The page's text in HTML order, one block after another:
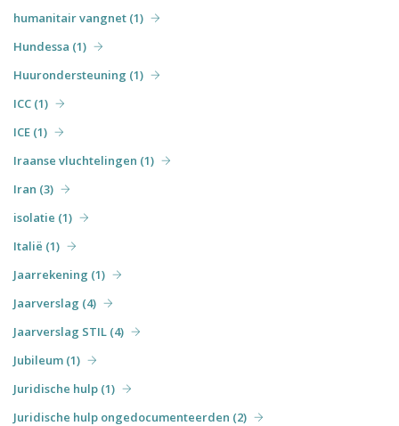
humanitair vangnet (1)
Hundessa (1)
Huurondersteuning (1)
ICC (1)
ICE (1)
Iraanse vluchtelingen (1)
Iran (3)
isolatie (1)
Italië (1)
Jaarrekening (1)
Jaarverslag (4)
Jaarverslag STIL (4)
Jubileum (1)
Juridische hulp (1)
Juridische hulp ongedocumenteerden (2)